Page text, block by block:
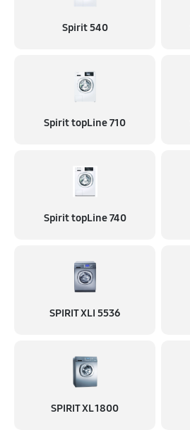
Spirit 540
Spirit topLine 710
Spirit topLine 740
SPIRIT XLI 5536
SPIRIT XL 1800